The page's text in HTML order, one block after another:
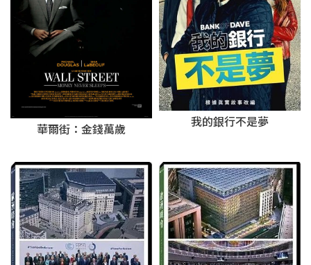
華爾街：金錢萬歲 我的銀行不是夢